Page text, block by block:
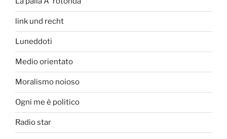
link und recht
Luneddoti
Medio orientato
Moralismo noioso
Ogni me è politico
Radio star